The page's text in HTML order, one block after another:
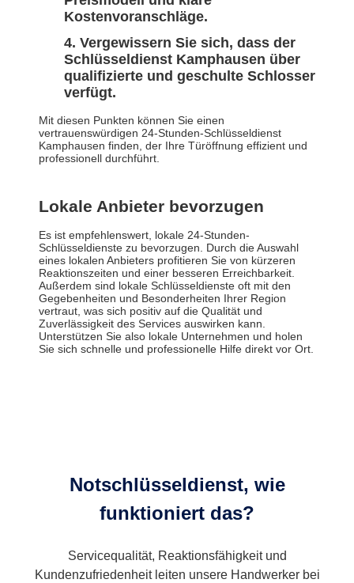
Kostenvoranschläge.
Vergewissern Sie sich, dass der
Schlüsseldienst Kamphausen über
qualifizierte und geschulte Schlosser
verfügt.
Mit diesen Punkten können Sie einen
vertrauenswürdigen 24-Stunden-Schlüsseldienst
Kamphausen finden, der Ihre Türöffnung effizient und
professionell durchführt.
Lokale Anbieter bevorzugen
Es ist empfehlenswert, lokale 24-Stunden-
Schlüsseldienste zu bevorzugen. Durch die Auswahl
eines lokalen Anbieters profitieren Sie von kürzeren
Reaktionszeiten und einer besseren Erreichbarkeit.
Außerdem sind lokale Schlüsseldienste oft mit den
Gegebenheiten und Besonderheiten Ihrer Region
vertraut, was sich positiv auf die Qualität und
Zuverlässigkeit des Services auswirken kann.
Unterstützen Sie also lokale Unternehmen und holen
Sie sich schnelle und professionelle Hilfe direkt vor Ort.
Notschlüsseldienst, wie
funktioniert das?
Servicequalität, Reaktionsfähigkeit und
Kundenzufriedenheit leiten unsere Handwerker bei